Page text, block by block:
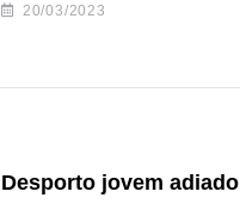
20/03/2023
Desporto jovem adiado